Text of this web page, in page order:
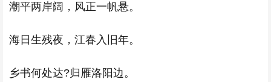
潮平两岸阔，风正一帆悬。
海日生残夜，江春入旧年。
乡书何处达?归雁洛阳边。